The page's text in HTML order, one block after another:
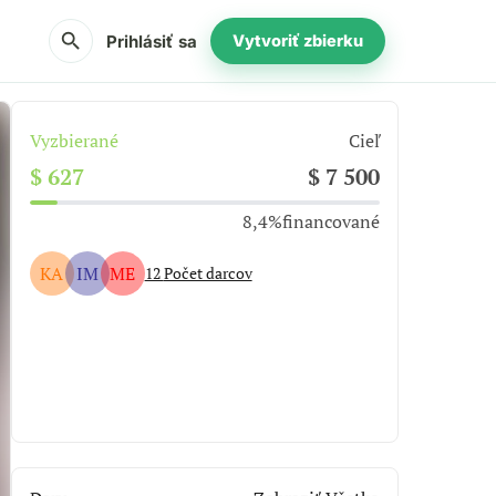
search Prihlásiť sa Vytvoriť zbierku
Vyzbierané Cieľ
$ 627 $ 7 500
8,4%financované
KA IM ME 12Počet darcov